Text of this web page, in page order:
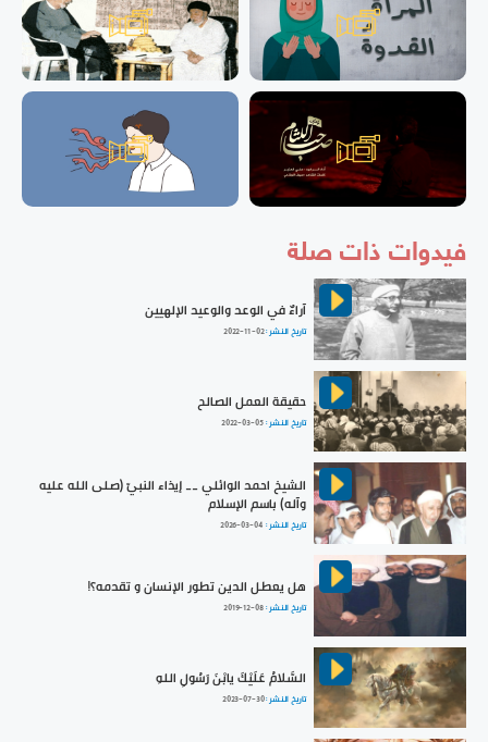
فيدوات ذات صلة
آراءٌ في الوعد والوعيد الإلهيين
تاريخ النشر :2022-11-02
حقيقة العمل الصالح
تاريخ النشر :2022-03-05
الشيخ احمد الوائلي __ إيذاء النبيّ (صلى الله عليه
وآله) باسم الإسلام
تاريخ النشر : 2026-03-04
هل يعطل الدين تطور الإنسان و تقدمه؟!
تاريخ النشر :2019-12-08
السَّلامُ عَلَيْكَ يابْنَ رَسُولِ اللهِ
تاريخ النشر :2023-07-30